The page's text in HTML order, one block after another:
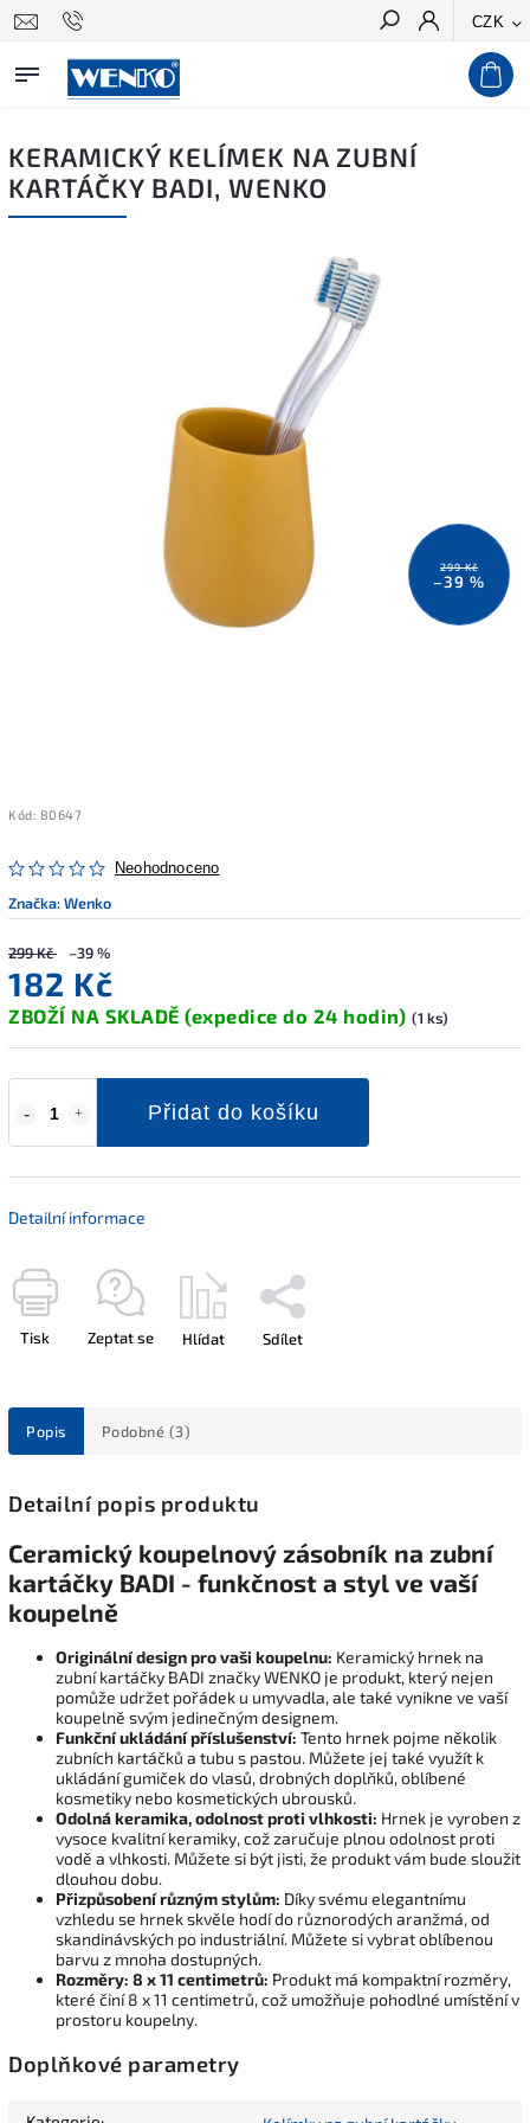
CZK
Hledat
KERAMICKÝ KELÍMEK NA ZUBNÍ
KARTÁČKY BADI, WENKO
299 Kč
–39 %
Kód: 80647
Neohodnoceno
Značka:Wenko
299 Kč –39 %
182 Kč
ZBOŽÍ NA SKLADĚ (expedice do 24 hodin) (1 ks)
Přidat do košíku
Detailní informace
Tisk Zeptat se Hlídat Sdílet
Popis Podobné (3)
Detailní popis produktu
Ceramický koupelnový zásobník na zubní
kartáčky BADI - funkčnost a styl ve vaší
koupelně
Originální design pro vaši koupelnu: Keramický hrnek na
zubní kartáčky BADI značky WENKO je produkt, který nejen
pomůže udržet pořádek u umyvadla, ale také vynikne ve vaší
koupelně svým jedinečným designem.
Funkční ukládání příslušenství: Tento hrnek pojme několik
zubních kartáčků a tubu s pastou. Můžete jej také využít k
ukládání gumiček do vlasů, drobných doplňků, oblíbené
kosmetiky nebo kosmetických ubrousků.
Odolná keramika, odolnost proti vlhkosti: Hrnek je vyroben z
vysoce kvalitní keramiky, což zaručuje plnou odolnost proti
vodě a vlhkosti. Můžete si být jisti, že produkt vám bude sloužit
dlouhou dobu.
Přizpůsobení různým stylům: Díky svému elegantnímu
vzhledu se hrnek skvěle hodí do různorodých aranžmá, od
skandinávských po industriální. Můžete si vybrat oblíbenou
barvu z mnoha dostupných.
Rozměry: 8 x 11 centimetrů: Produkt má kompaktní rozměry,
které činí 8 x 11 centimetrů, což umožňuje pohodlné umístění v
prostoru koupelny.
Doplňkové parametry